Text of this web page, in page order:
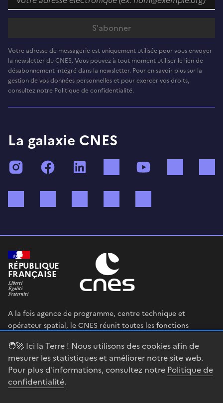
🧑‍🚀 Ici la Terre ! Nous utilisons des cookies afin de
mesurer les statistiques et améliorer notre site web.
Pour plus d'informations, consultez notre Politique de
confidentialité.
Votre adresse de messagerie est uniquement utilisée pour vous envoyer
la newsletter du CNES. Vous pouvez à tout moment utiliser le lien de
désabonnement intégré dans la newsletter. Pour en savoir plus sur la
gestion de vos données personnelles et pour exercer vos droits,
consultez notre Politique de confidentialité.
La galaxie CNES
InstagramFacebook TikTok
RÉPUBLIQUE
FRANÇAISE
A la fois agence de programme, centre technique et
opérateur spatial, le CNES réunit toutes les fonctions
en œuvre sa stratégie spatiale.
legifrance.gouv.fr
gouvernement.fr